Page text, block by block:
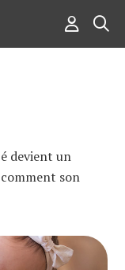
devient un
son